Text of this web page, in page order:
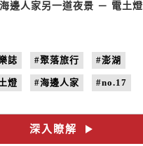
邊人家另一道夜景 － 電土燈
誌 #聚落旅行 #澎湖
燈 #海邊人家 #no.17
深入瞭解